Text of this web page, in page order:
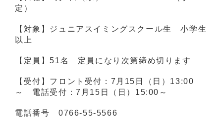
定）
【対象】ジュニアスイミングスクール生 小学生
以上
【定員】51名 定員になり次第締め切ります
【受付】フロント受付：7月15日（日）13:00
～ 電話受付：7月15日（日）15:00～
電話番号 0766-55-5566